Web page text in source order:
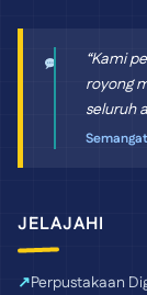
“Kami
royong
seluruh
JELAJAHI
Perpustakaan